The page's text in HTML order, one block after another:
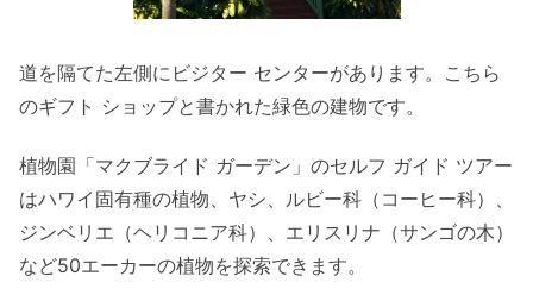
道を隔てた左側にビジター センターがあります。こちら
のギフト ショップと書かれた緑色の建物です。
植物園「マクブライド ガーデン」のセルフ ガイド ツアー
はハワイ固有種の植物、ヤシ、ルビー科（コーヒー科）、
ジンベリエ（ヘリコニア科）、エリスリナ（サンゴの木）
など50エーカーの植物を探索できます。